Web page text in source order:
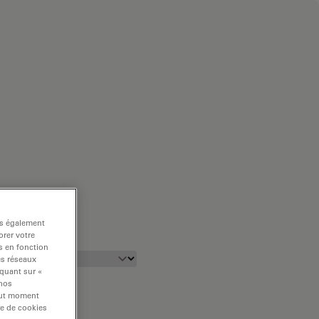
également
votre
en fonction
réseaux
sur «
moment
de cookies